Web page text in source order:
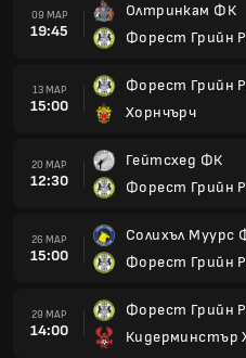
09 МАР
19:45
Олтринкам ФК
Форест Грийн
13 МАР
15:00
Форест Грийн
Хорнчърч
20 МАР
12:30
Гейтсхед ФК
Форест Грийн
26 МАР
15:00
Солихъл Муурс
Форест Грийн
29 МАР
14:00
Форест Грийн
Кидерминстър